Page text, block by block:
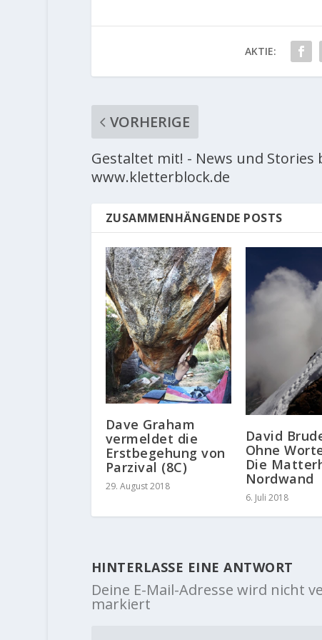
AKTIE:
VORHERIGE
Gestaltet mit! - News und Stories
www.kletterblock.de
ZUSAMMENHÄNGENDE POSTS
Dave Graham
vermeldet die
Erstbegehung von
Parzival (8C)
29. August 2018
David
Ohne
Die
Nordwand
6. Juli 2018
HINTERLASSE EINE ANTWORT
Deine E-Mail-Adresse wird nicht
markiert